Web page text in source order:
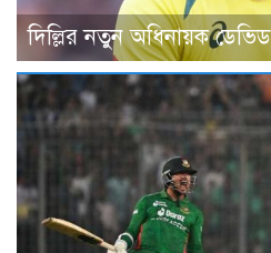
দিল্লির নতুন অধিনায়ক ডেভিড